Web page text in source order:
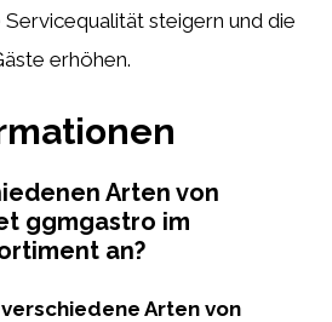
steigern und die
erhöhen.
Arten von
ggmgastro im
an?
verschiedene Arten von